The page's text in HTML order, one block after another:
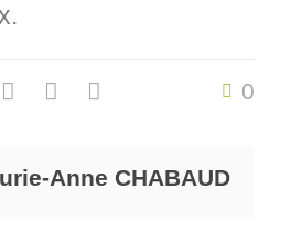
0
Anne CHABAUD